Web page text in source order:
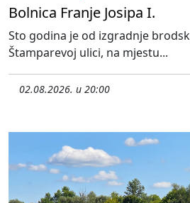
Bolnica Franje Josipa I.
Sto godina je od izgradnje
Štamparevoj ulici, na mjestu...
02.08.2026. u 20:00